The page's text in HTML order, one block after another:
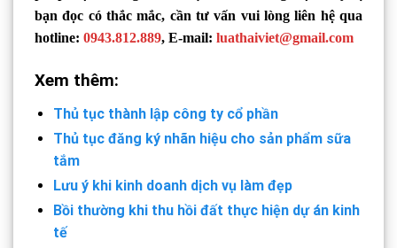
bạn đọc có thắc mắc, cần tư vấn vui lòng liên hệ qua
hotline: 0943.812.889, E-mail: luathaiviet@gmail.com
Xem thêm:
Thủ tục thành lập công ty cổ phần
Thủ tục đăng ký nhãn hiệu cho sản phẩm sữa
tắm
Lưu ý khi kinh doanh dịch vụ làm đẹp
Bồi thường khi thu hồi đất thực hiện dự án kinh
tế